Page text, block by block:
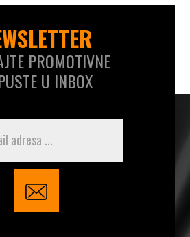
PROMOTIVNE
U INBOX